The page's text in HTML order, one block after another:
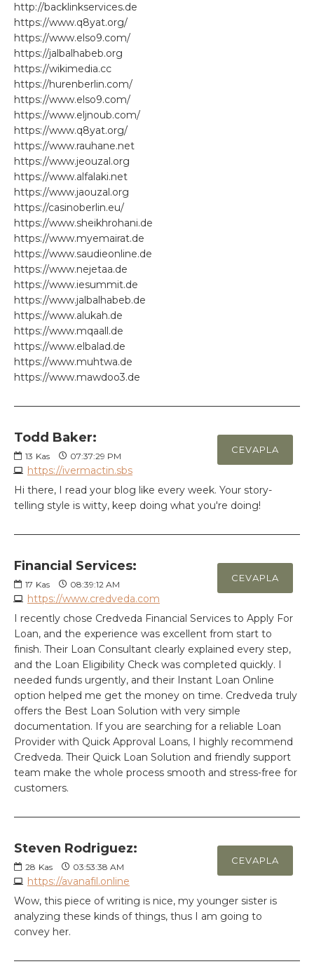
http://backlinkservices.de
https://www.q8yat.org/
https://www.elso9.com/
https://jalbalhabeb.org
https://wikimedia.cc
https://hurenberlin.com/
https://www.elso9.com/
https://www.eljnoub.com/
https://www.q8yat.org/
https://www.rauhane.net
https://www.jeouzal.org
https://www.alfalaki.net
https://www.jaouzal.org
https://casinoberlin.eu/
https://www.sheikhrohani.de
https://www.myemairat.de
https://www.saudieonline.de
https://www.nejetaa.de
https://www.iesummit.de
https://www.jalbalhabeb.de
https://www.alukah.de
https://www.mqaall.de
https://www.elbalad.de
https://www.muhtwa.de
https://www.mawdoo3.de
Todd Baker:
13 Kas 07:37:29 PM
https://ivermactin.sbs
CEVAPLA
Hi there, I read your blog like every week. Your story-
telling style is witty, keep doing what you're doing!
Financial Services:
17 Kas 08:39:12 AM
https://www.credveda.com
CEVAPLA
I recently chose Credveda Financial Services to Apply For
Loan, and the experience was excellent from start to
finish. Their Loan Consultant clearly explained every step,
and the Loan Eligibility Check was completed quickly. I
needed funds urgently, and their Instant Loan Online
option helped me get the money on time. Credveda truly
offers the Best Loan Solution with very simple
documentation. If you are searching for a reliable Loan
Provider with Quick Approval Loans, I highly recommend
Credveda. Their Quick Loan Solution and friendly support
team make the whole process smooth and stress-free for
customers.
Steven Rodriguez:
28 Kas 03:53:38 AM
https://avanafil.online
CEVAPLA
Wow, this piece of writing is nice, my younger sister is
analyzing these kinds of things, thus I am going to
convey her.